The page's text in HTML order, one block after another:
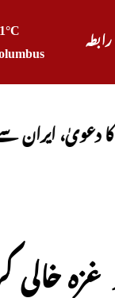
رابطہ
مذاکرات
غزہ